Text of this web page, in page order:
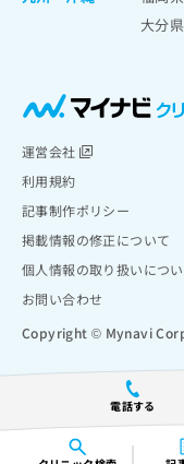
電話する
大分県
運営会社
利用規約
記事制作ポリシー
掲載情報の修正について
個人情報の取り扱いにつ
お問い合わせ
Copyright © Mynavi